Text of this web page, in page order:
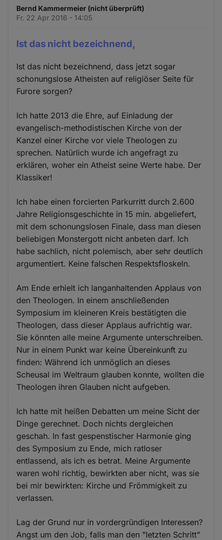
Bernd Kammermeier (nicht überprüft)
Fr. 22 Apr 2016 - 14:05
Ist das nicht bezeichnend,
Ist das nicht bezeichnend, dass jetzt sogar
schonungslose Atheisten auf religiöser Seite für
Furore sorgen?
Ich hatte 2013 die Ehre, auf Einladung der
evangelisch-methodistischen Kirche von der
Kanzel einer Kirche vor viele Theologen zu
sprechen. Natürlich wurde ich angefragt zu
erklären, woher ein Atheist seine Werte habe. Der
Klassiker!
Ich habe einen forcierten Parkurritt durch 2.600
Jahre Religionsgeschichte in 15 min. abgeliefert,
mit dem schonungslosen Finale, dass man diesen
beliebigen Monstergott nicht anbeten darf. Ich
habe sachlich, nicht polemisch, aber sehr deutlich
argumentiert. Keine falschen Respektsfloskeln.
Am Ende erhielt ich langanhaltenden Applaus von
den Theologen. In einem anschließenden
Symposium im kleineren Kreis bestätigten die
Theologen, dass dieser Applaus aufrichtig war.
Sie könnten alle meine Argumente unterschreiben.
Nur in einem Punkt war keine Übereinkunft zu
finden: Während ich unmöglich an dieses
Scheusal im Weltraum glauben konnte, wollten die
Theologen ihren Glauben nicht aufgeben.
Ich hatte mit heißen Debatten um meine Sicht der
Dinge gerechnet. Doch nichts dergleichen
geschah. In fast gespenstischer Harmonie ging
des Symposium zu Ende, mich ratloser
entlassend, als ich es betrat. Meine Argumente
waren wohl richtig, bewirkten aber nicht, was sie
bei mir bewirkten: Kirche und Frömmigkeit zu
verlassen.
Lag der Grund nur in vordergründigen Interessen?
Angst um den Job, falls man den "letzten Schritt"